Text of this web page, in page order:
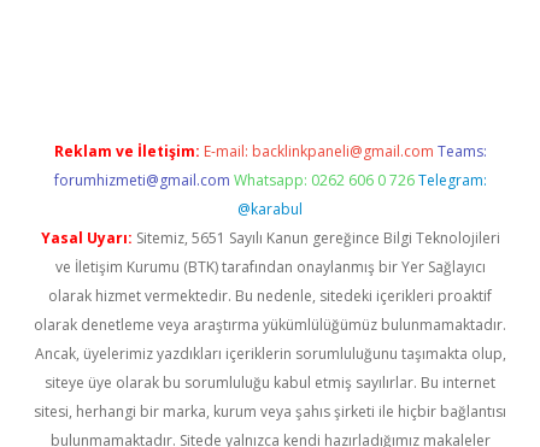
Reklam ve İletişim: E-mail: backlinkpaneli@gmail.com Teams:
forumhizmeti@gmail.com Whatsapp: 0262 606 0 726 Telegram:
@karabul
Yasal Uyarı: Sitemiz, 5651 Sayılı Kanun gereğince Bilgi Teknolojileri
ve İletişim Kurumu (BTK) tarafından onaylanmış bir Yer Sağlayıcı
olarak hizmet vermektedir. Bu nedenle, sitedeki içerikleri proaktif
olarak denetleme veya araştırma yükümlülüğümüz bulunmamaktadır.
Ancak, üyelerimiz yazdıkları içeriklerin sorumluluğunu taşımakta olup,
siteye üye olarak bu sorumluluğu kabul etmiş sayılırlar. Bu internet
sitesi, herhangi bir marka, kurum veya şahıs şirketi ile hiçbir bağlantısı
bulunmamaktadır. Sitede yalnızca kendi hazırladığımız makaleler